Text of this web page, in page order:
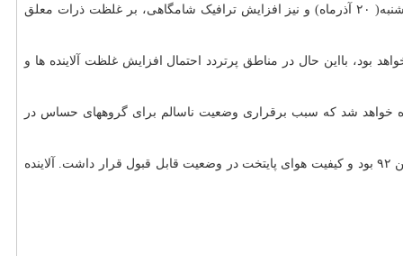
حاکمیت جو نسبتاً آرام و پایدار در طول روز پراکندگی آلاینده ها را محدود خواهدنمود. با ادامه شرایط پایدار جوی و عدم وزش باد مؤثر تا اواخر وقت شنبه( ۲۰ آذرماه) و نیز افزایش ترافیک شامگاهی، بر غلظت ذرات معلق
خواهد بود، بااین حال در مناطق پرتردد احتمال افزایش غلظت آلاینده ها و
بر میزان غلظت ذرات معلق افزوده خواهد شد که سبب برقراری وضعیت ناسالم برای گروههای حساس در
به گزارش خرید و فروش حیوان خانگی به نقل از ایسنا، آلاینده شاخص هوای پایتخت طی ۲۴ ساعت گذشته «ذرات معلق کمتر از ۲.۵میکرون» با میانگین ۹۲ بود و کیفیت هوای پایتخت در وضعیت قابل قبول قرار داشت. آلاینده